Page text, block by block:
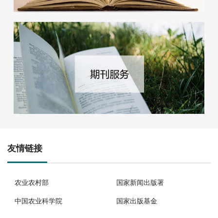
友情链接
农业农村部 国家新闻出版署
中国农业科学院 国家出版基金